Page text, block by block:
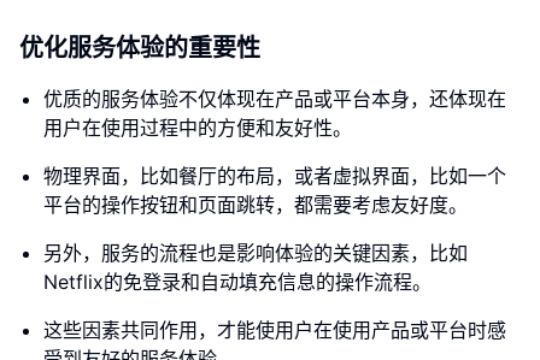
优化服务体验的重要性
优质的服务体验不仅体现在产品或平台本身，还体现在
用户在使用过程中的方便和友好性。
物理界面，比如餐厅的布局，或者虚拟界面，比如一个
平台的操作按钮和页面跳转，都需要考虑友好度。
另外，服务的流程也是影响体验的关键因素，比如
Netflix的免登录和自动填充信息的操作流程。
这些因素共同作用，才能使用户在使用产品或平台时感